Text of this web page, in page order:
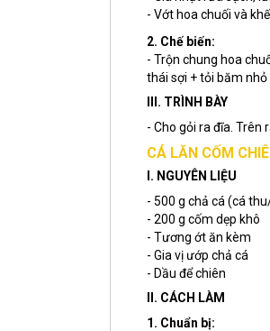
- Vớt hoa chuối và
2. Chế biến:
- Trộn chung hoa
thái sợi + tỏi băm
III. TRÌNH BÀY
- Cho gỏi ra đĩa. Trên
CÁ LĂN CỐM
I. NGUYÊN LIỆU
- 500 g chả cá (cá
- 200 g cốm dẹp khô
- Tương ớt ăn kèm
- Gia vị ướp chả cá
- Dầu để chiên
II. CÁCH LÀM
1. Chuẩn bị: